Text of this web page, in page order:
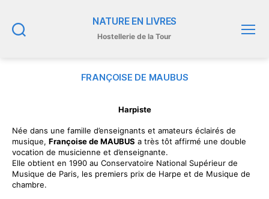
NATURE EN LIVRES
Hostellerie de la Tour
FRANÇOISE DE MAUBUS
Harpiste
Née dans une famille d’enseignants et amateurs éclairés de
musique, Françoise de MAUBUS a très tôt affirmé une double
vocation de musicienne et d’enseignante.
Elle obtient en 1990 au Conservatoire National Supérieur de
Musique de Paris, les premiers prix de Harpe et de Musique de
chambre.